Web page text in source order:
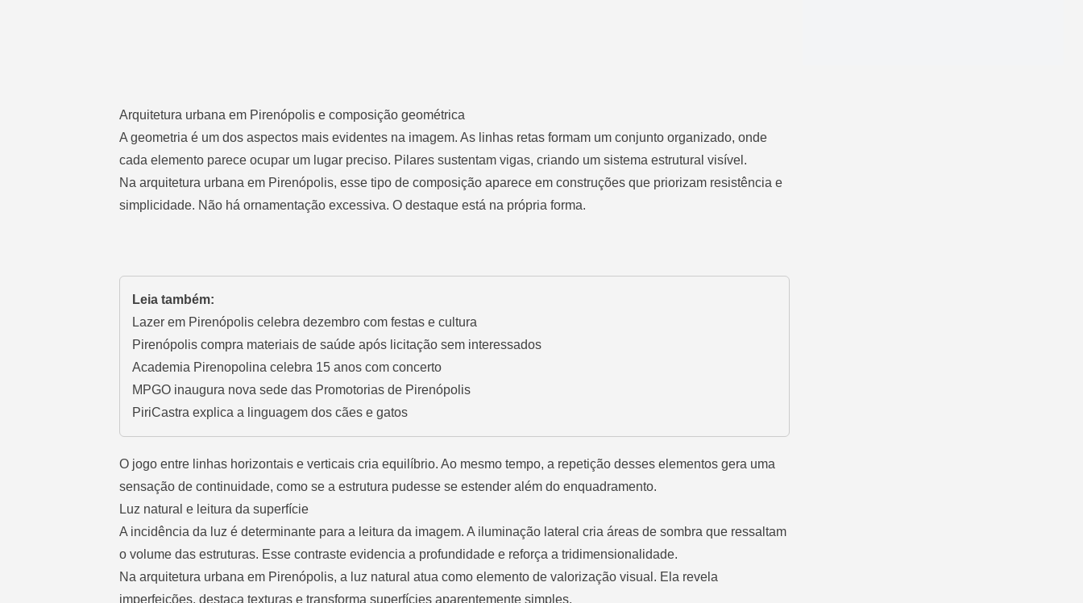
Arquitetura urbana em Pirenópolis e composição geométrica
A geometria é um dos aspectos mais evidentes na imagem. As linhas retas formam um conjunto organizado, onde
cada elemento parece ocupar um lugar preciso. Pilares sustentam vigas, criando um sistema estrutural visível.
Na arquitetura urbana em Pirenópolis, esse tipo de composição aparece em construções que priorizam resistência e
simplicidade. Não há ornamentação excessiva. O destaque está na própria forma.
Leia também:
Lazer em Pirenópolis celebra dezembro com festas e cultura
Pirenópolis compra materiais de saúde após licitação sem interessados
Academia Pirenopolina celebra 15 anos com concerto
MPGO inaugura nova sede das Promotorias de Pirenópolis
PiriCastra explica a linguagem dos cães e gatos
O jogo entre linhas horizontais e verticais cria equilíbrio. Ao mesmo tempo, a repetição desses elementos gera uma
sensação de continuidade, como se a estrutura pudesse se estender além do enquadramento.
Luz natural e leitura da superfície
A incidência da luz é determinante para a leitura da imagem. A iluminação lateral cria áreas de sombra que ressaltam
o volume das estruturas. Esse contraste evidencia a profundidade e reforça a tridimensionalidade.
Na arquitetura urbana em Pirenópolis, a luz natural atua como elemento de valorização visual. Ela revela
imperfeições, destaca texturas e transforma superfícies aparentemente simples.